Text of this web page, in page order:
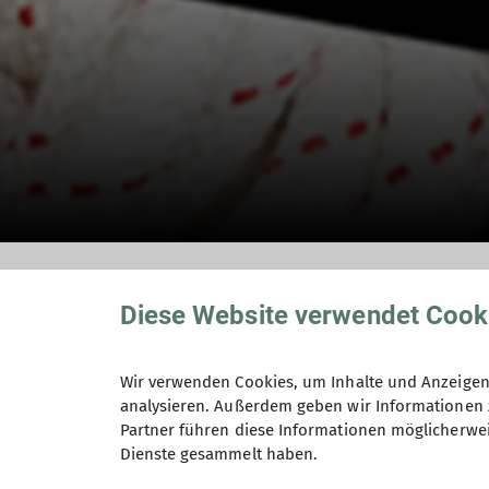
Rückrufe &
08.06.2026
Sektion
Diese Website verwendet
Wir verwenden Cookies, um Inhalte und
analysieren. Außerdem geben wir
Partner führen diese Informationen
Dienste gesammelt haben.